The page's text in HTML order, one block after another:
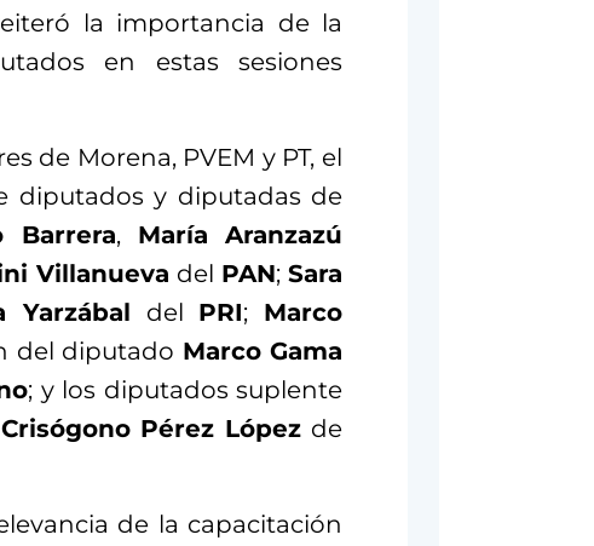
la importancia de la
en estas sesiones
de Morena, PVEM y PT, el
diputados y diputadas de
Barrera, María Aranzazú
Villanueva del PAN; Sara
Yarzábal del PRI; Marco
del diputado Marco Gama
; y los diputados suplente
Crisógono Pérez López de
de la capacitación